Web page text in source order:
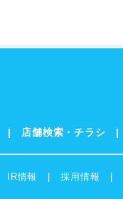
店舗検索・チラシ
IR情報 採用情報